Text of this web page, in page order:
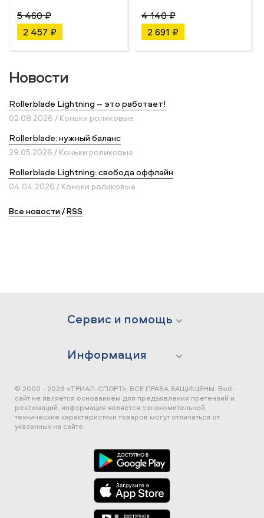
5 460 ₽
2 457 ₽
4 140 ₽
2 691 ₽
Новости
Rollerblade Lightning – это работает!
02.08.2026 / Коньки роликовые
Rollerblade: нужный баланс
29.05.2026 / Коньки роликовые
Rollerblade Lightning: свобода оффлайн
04.04.2026 / Коньки роликовые
Все новости/RSS
Сервис и помощь
Информация
© 2000 - 2026 «ТРИАЛ-СПОРТ». ВСЕ ПРАВА ЗАЩИЩЕНЫ. Веб-
сайт не является основанием для предъявления претензий и
рекламаций, информация является ознакомительной,
технические характеристики товаров могут отличаться от
указанных на сайте.